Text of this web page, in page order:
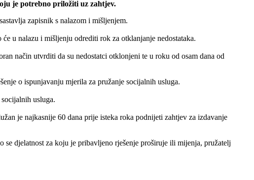
je potrebno priložiti uz zahtjev.
zapisnik s nalazom i mišljenjem.
u nalazu i mišljenju odrediti rok za otklanjanje nedostataka.
način utvrditi da su nedostatci otklonjeni te u roku od osam dana od
o ispunjavanju mjerila za pružanje socijalnih usluga.
usluga.
je najkasnije 60 dana prije isteka roka podnijeti zahtjev za izdavanje
djelatnost za koju je pribavljeno rješenje proširuje ili mijenja, pružatelj